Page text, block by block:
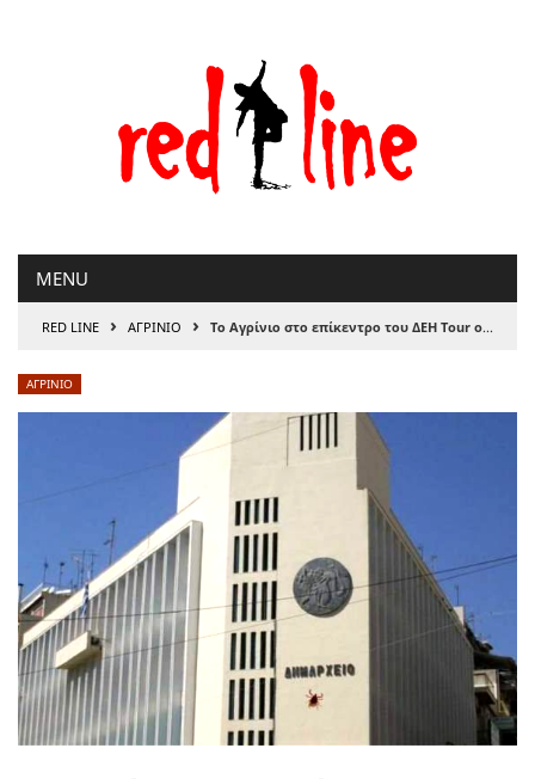
MENU
RED LINE › ΑΓΡΙΝΙΟ › Το Αγρίνιο στο επίκεντρο του ΔΕΗ Tour of Hellas 2026 – Έναρξη αντίστροφης μέτρησης για τον τερματισμό του 1ου ετάπ
ΑΓΡΙΝΙΟ